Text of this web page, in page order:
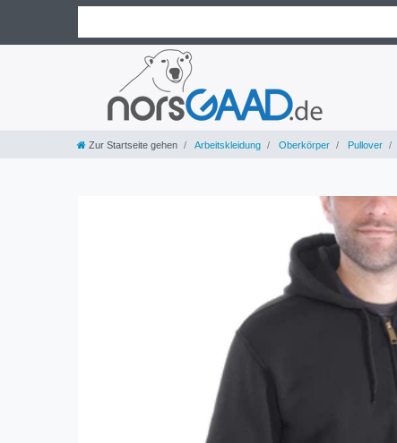
Zur Startseite gehen Arbeitskleidung Oberkörper Pullover